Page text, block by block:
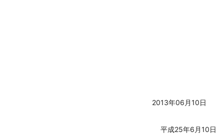
2013年06月10日
平成25年6月10日